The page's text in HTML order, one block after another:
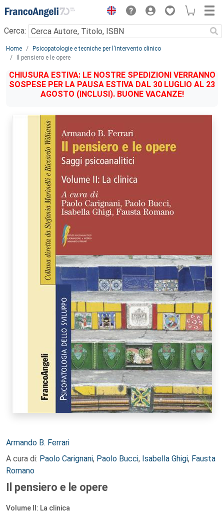
Menu
Cerca:
Main content
Home
Psicopatologie e tecniche per l'intervento clinico
Il pensiero e le opere
CHIUSURA ESTIVA: LE NOSTRE SPEDIZIONI VERRANNO
SOSPESE PER LA PAUSA ESTIVA DAL 30 LUGLIO AL 23
AGOSTO (INCLUSI). BUONE VACANZE!
Autori:
Armando B. Ferrari
A cura di: Paolo Carignani, Paolo Bucci, Isabella Ghigi, Fausta
Romano
Il pensiero e le opere
Volume II: La clinica